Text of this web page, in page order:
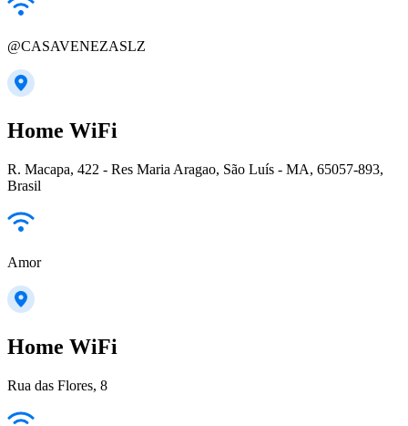
@CASAVENEZASLZ
Home WiFi
R. Macapa, 422 - Res Maria Aragao, São Luís - MA, 65057-893,
Brasil
Amor
Home WiFi
Rua das Flores, 8